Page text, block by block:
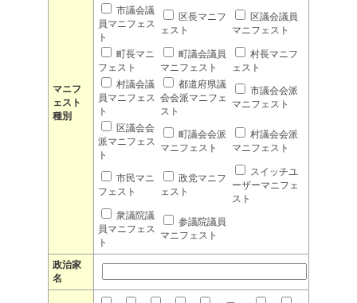
マニフ
ェスト
種別
市議会議
員マニフェス
ト
区長マニフ
ェスト
区議会議員
マニフェスト
町長マニ
フェスト
町議会議員
マニフェスト
村長マニフ
ェスト
村議会議
員マニフェス
ト
都道府県議
会会派マニフェ
スト
市議会会派
マニフェスト
区議会会
派マニフェス
ト
町議会会派
マニフェスト
村議会会派
マニフェスト
市民マニ
フェスト
政党マニフ
ェスト
スイッチユ
ーザーマニフェ
スト
衆議院議
員マニフェス
ト
参議院議員
マニフェスト
政治家
名